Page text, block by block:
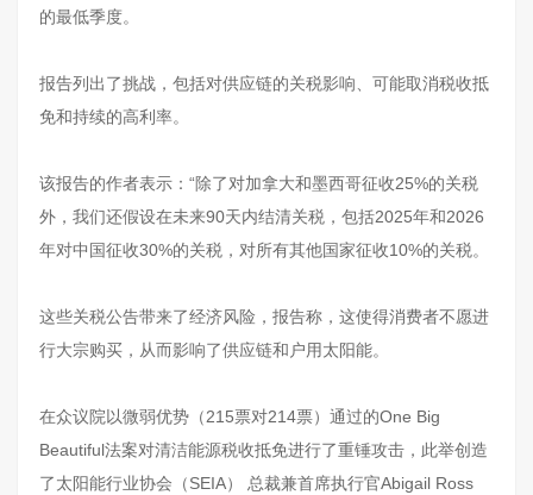
的最低季度。
报告列出了挑战，包括对供应链的关税影响、可能取消税收抵
免和持续的高利率。
该报告的作者表示：“除了对加拿大和墨西哥征收25%的关税
外，我们还假设在未来90天内结清关税，包括2025年和2026
年对中国征收30%的关税，对所有其他国家征收10%的关税。
这些关税公告带来了经济风险，报告称，这使得消费者不愿进
行大宗购买，从而影响了供应链和户用太阳能。
在众议院以微弱优势（215票对214票）通过的One Big
Beautiful法案对清洁能源税收抵免进行了重锤攻击，此举创造
了太阳能行业协会（SEIA） 总裁兼首席执行官Abigail Ross